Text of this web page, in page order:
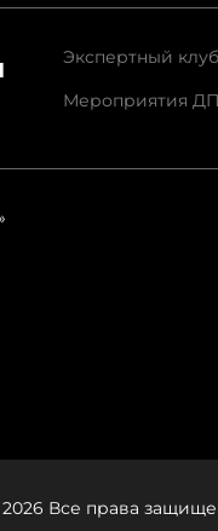
Экспертный
Мероприятия ДП
2026 Все права